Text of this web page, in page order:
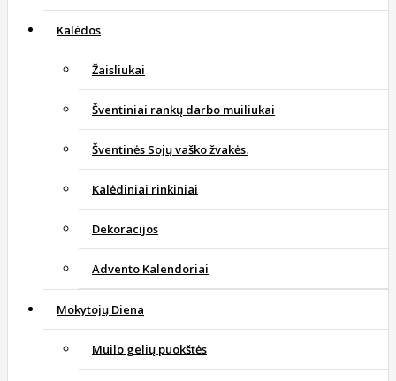
Kalėdos
Žaisliukai
Šventiniai rankų darbo muiliukai
Šventinės Sojų vaško žvakės.
Kalėdiniai rinkiniai
Dekoracijos
Advento Kalendoriai
Mokytojų Diena
Muilo gelių puokštės